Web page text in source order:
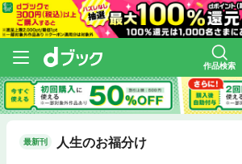
作品検索
最新刊 人生のお福分け